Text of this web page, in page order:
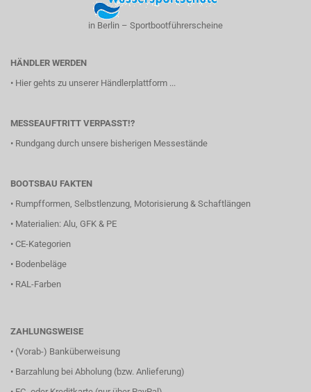
in Berlin – Sportbootführerscheine
HÄNDLER WERDEN
• Hier gehts zu unserer Händlerplattform ...
MESSEAUFTRITT VERPASST!?
• Rundgang durch unsere bisherigen Messestände
BOOTSBAU FAKTEN
• Rumpfformen, Selbstlenzung, Motorisierung & Schaftlängen
• Materialien: Alu, GFK & PE
• CE-Kategorien
• Bodenbeläge
• RAL-Farben
ZAHLUNGSWEISE
• (Vorab-) Banküberweisung
• Barzahlung bei Abholung (bzw. Anlieferung)